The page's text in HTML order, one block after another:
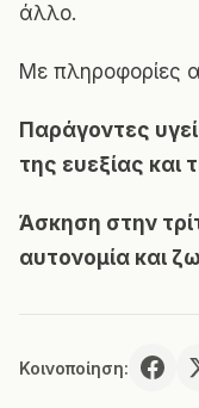
άλλο.
Με πληροφορίες
Παράγοντες
της ευεξίας και
Άσκηση στην
αυτονομία και
Κοινοποίηση: